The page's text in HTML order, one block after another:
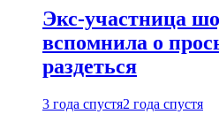
Экс-участница
вспомнила о
раздеться
3 года спустя2 года спустя